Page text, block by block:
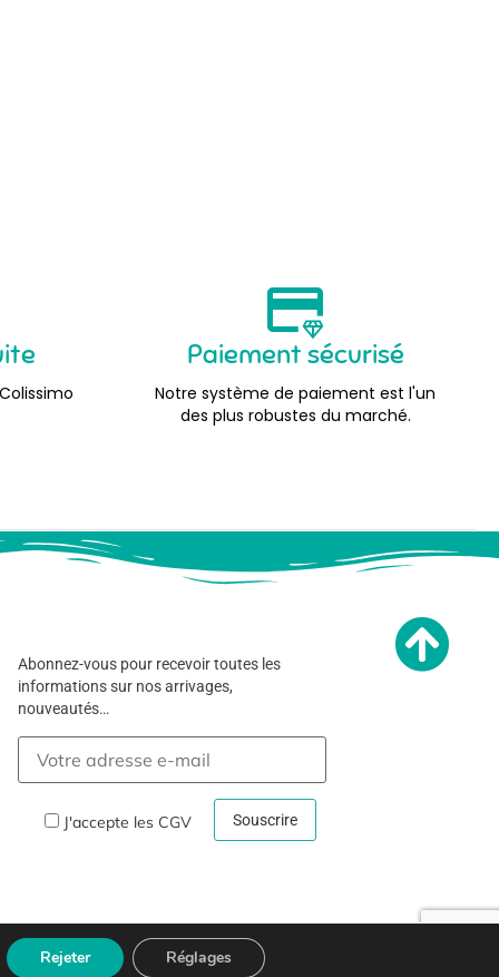
Paiement sécurisé
Notre système de paiement est l'un
des plus robustes du marché.
Abonnez-vous pour recevoir toutes les
informations sur nos arrivages,
nouveautés…
J'accepte les CGV
Rejeter Réglages